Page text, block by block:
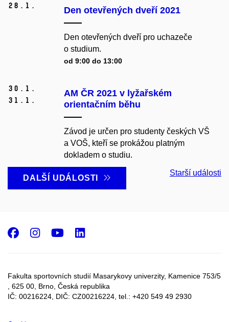
28. 1. Den otevřených dveří 2021
Den otevřených dveří pro uchazeče
o studium.
od 9:00 do 13:00
30. 1.
31. 1.
AM ČR 2021 v lyžařském
orientačním běhu
Závod je určen pro studenty českých VŠ
a VOŠ, kteří se prokážou platným
dokladem o studiu.
DALŠÍ UDÁLOSTI
Starší události
Fakulta sportovních studií Masarykovy univerzity, Kamenice 753/5​
, 625 00, Brno, Česká republika
IČ: 00216224, DIČ: CZ00216224, tel.: +420 549 49 2930
Facebook
Instagram
Youtube